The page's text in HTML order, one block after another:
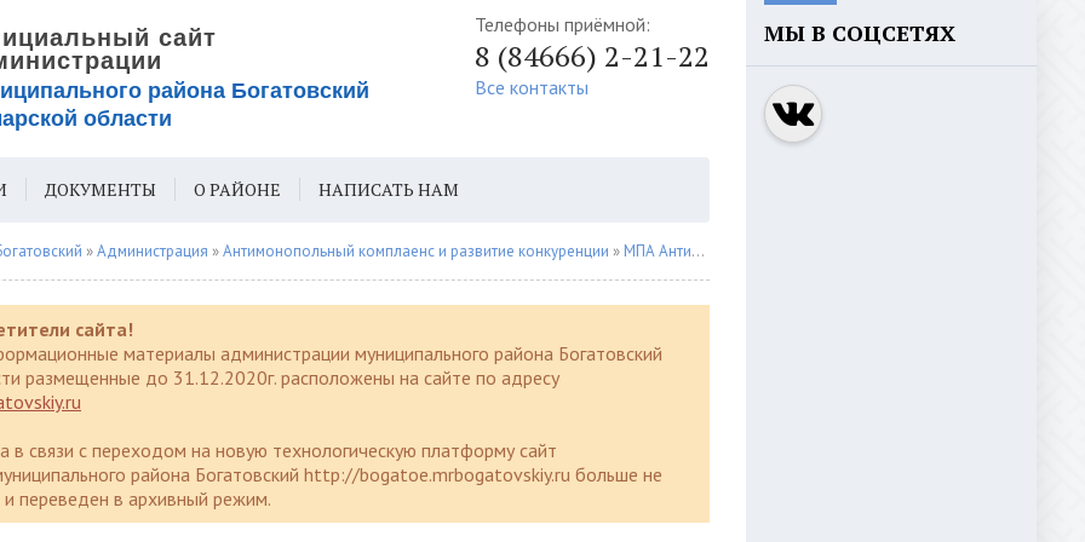
Телефоны приёмной:
8 (84666) 2-21-22
Все контакты
ДОКУМЕНТЫ О РАЙОНЕ НАПИСАТЬ НАМ
ДЛЯ СЛАБОВИДЯЩИХ
»Администрация »Антимонопольный комплаенс и развитие конкуренции » МПА Антимонопольный комплаенс
сайта!
материалы администрации муниципального района Богатовский
размещенные до 31.12.2020г. расположены на сайте по адресу
в связи с переходом на новую технологическую платформу сайт
района Богатовский http://bogatoe.mrbogatovskiy.ru больше не
переведен в архивный режим.
МЫ В СОЦСЕТЯХ